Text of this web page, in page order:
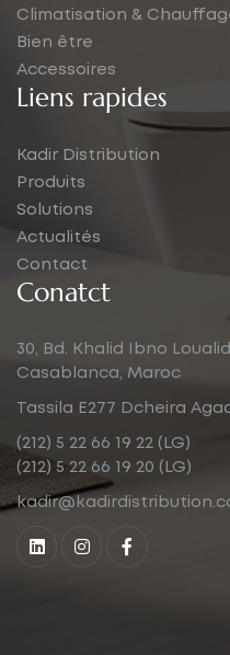
Climatisation &
Bien être
Accessoires
Liens rapides
Kadir Distribution
Produits
Solutions
Actualités
Contact
Conatct
30, Bd. Khalid Ibno
Casablanca, Maroc
Tassila E277 Dcheira
(212) 5 22 66 19 22 (LG)
(212) 5 22 66 19 20 (LG)